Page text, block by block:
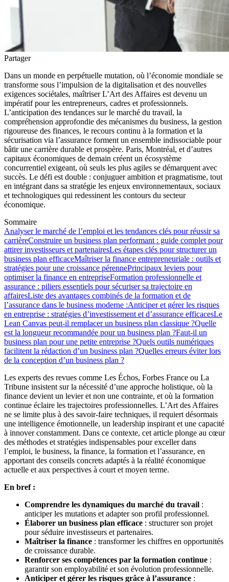
Partager
Dans un monde en perpétuelle mutation, où l’économie mondiale se
transforme sous l’impulsion de la digitalisation et des nouvelles
exigences sociétales, maîtriser L’Art des Affaires est devenu un
impératif pour les entrepreneurs, cadres et professionnels.
L’anticipation des tendances sur le marché du travail, la
compréhension approfondie des mécanismes du business, la gestion
rigoureuse des finances, le recours continu à la formation et la
sécurisation via l’assurance forment un ensemble indissociable pour
bâtir une carrière durable et prospère. Paris, Montréal, et d’autres
capitaux économiques de demain créent un écosystème
concurrentiel exigeant, où seuls les plus agiles se démarquent avec
succès. Le défi est double : conjuguer ambition et pragmatisme, tout
en intégrant dans sa stratégie les enjeux environnementaux, sociaux
et technologiques qui redessinent les contours du secteur
économique.
Sommaire
Analyser le marché de l’emploi et les tendances clés pour réussir sa
carrièreConstruire un business plan performant : guide complet pour
attirer investisseurs et partenairesLes étapes clés pour structurer un
business plan efficaceMaîtriser la finance entrepreneuriale : outils et
stratégies pour une croissance pérennePrincipaux leviers pour
optimiser la finance en entrepriseFormation professionnelle et
assurance : piliers essentiels pour sécuriser sa trajectoire en
affairesListe des avantages combinés de la formation et de
l’assurance dans le business moderne :Anticiper et gérer les risques
en entreprise : stratégies d’investissement et d’assurance efficacesLe
Lean Canvas peut-il remplacer un business plan classique ?Quelle
est la longueur recommandée pour un business plan ?Faut-il un
business plan pour une petite entreprise ?Quels outils numériques
facilitent la rédaction d’un business plan ?Quelles erreurs éviter lors
de la conception d’un business plan ?
Les experts des revues comme Les Échos, Forbes France ou La
Tribune insistent sur la nécessité d’une approche holistique, où la
finance devient un levier et non une contrainte, et où la formation
continue éclaire les trajectoires professionnelles. L’Art des Affaires
ne se limite plus à des savoir-faire techniques, il requiert désormais
une intelligence émotionnelle, un leadership inspirant et une capacité
à innover constamment. Dans ce contexte, cet article plonge au cœur
des méthodes et stratégies indispensables pour exceller dans
l’emploi, le business, la finance, la formation et l’assurance, en
apportant des conseils concrets adaptés à la réalité économique
actuelle et aux perspectives à court et moyen terme.
En bref :
Comprendre les dynamiques du marché du travail :
anticiper les mutations et adapter son profil professionnel.
Élaborer un business plan efficace : structurer son projet
pour séduire investisseurs et partenaires.
Maîtriser la finance : transformer les chiffres en opportunités
de croissance durable.
Renforcer ses compétences par la formation continue :
garantir son employabilité et son évolution professionnelle.
Anticiper et gérer les risques grâce à l’assurance :